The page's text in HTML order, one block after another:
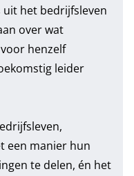
het bedrijfsleven
over wat
henzelf
leider
een manier hun
te delen, én het